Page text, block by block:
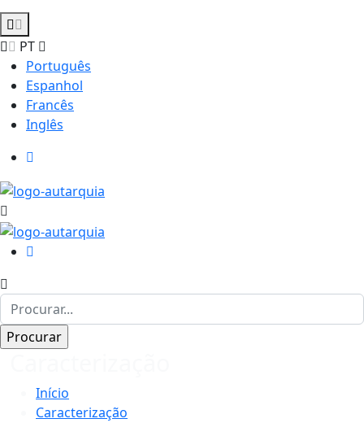
PT
Português
Espanhol
Francês
Inglês
Início
Caracterização